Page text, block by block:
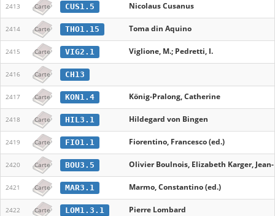
2413 Carte CUS1.5 Nicolaus Cusanus
2414 Carte THO1.15 Toma din Aquino
2415 Carte VIG2.1 Viglione, M.; Pedretti, I.
2416 Carte CH13
2417 Carte KON1.4 König-Pralong, Catherine
2418 Carte HIL3.1 Hildegard von Bingen
2419 Carte FIO1.1 Fiorentino, Francesco (ed.)
2420 Carte BOU3.5 Olivier Boulnois, Elizabeth Karger,
2421 Carte MAR3.1 Marmo, Constantino (ed.)
2422 Carte LOM1.3.1 Pierre Lombard